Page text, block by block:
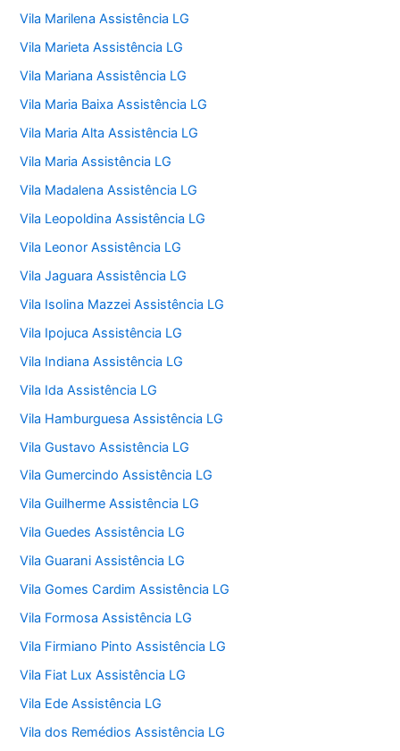
Vila Marilena Assistência LG
Vila Marieta Assistência LG
Vila Mariana Assistência LG
Vila Maria Baixa Assistência LG
Vila Maria Alta Assistência LG
Vila Maria Assistência LG
Vila Madalena Assistência LG
Vila Leopoldina Assistência LG
Vila Leonor Assistência LG
Vila Jaguara Assistência LG
Vila Isolina Mazzei Assistência LG
Vila Ipojuca Assistência LG
Vila Indiana Assistência LG
Vila Ida Assistência LG
Vila Hamburguesa Assistência LG
Vila Gustavo Assistência LG
Vila Gumercindo Assistência LG
Vila Guilherme Assistência LG
Vila Guedes Assistência LG
Vila Guarani Assistência LG
Vila Gomes Cardim Assistência LG
Vila Formosa Assistência LG
Vila Firmiano Pinto Assistência LG
Vila Fiat Lux Assistência LG
Vila Ede Assistência LG
Vila dos Remédios Assistência LG